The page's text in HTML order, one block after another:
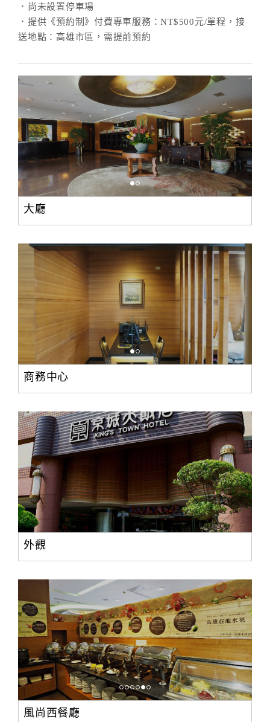
．尚未設置停車場
．提供《預約制》付費專車服務：NT$500元/單程，接
送地點：高雄市區，需提前預約
大廳
商務中心
外觀
風尚西餐廳